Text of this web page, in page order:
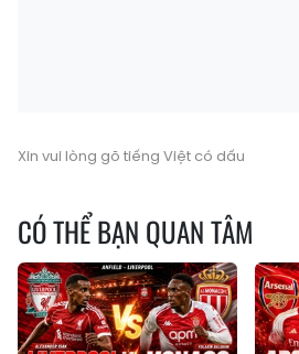
Xin vui lòng gõ tiếng Việt có dấu
CÓ THỂ BẠN QUAN TÂM